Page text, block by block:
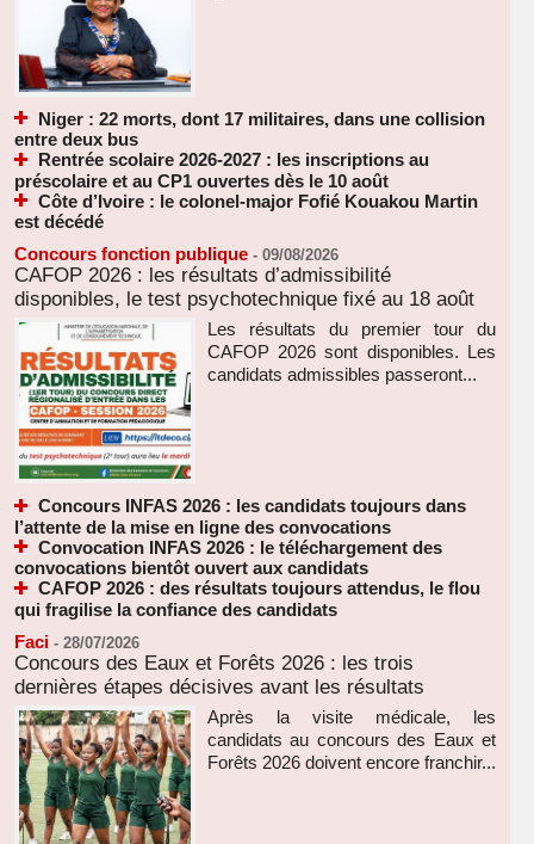
Niger : 22 morts, dont 17 militaires, dans une collision
entre deux bus
Rentrée scolaire 2026-2027 : les inscriptions au
préscolaire et au CP1 ouvertes dès le 10 août
Côte d’Ivoire : le colonel-major Fofié Kouakou Martin
est décédé
Concours fonction publique - 09/08/2026
CAFOP 2026 : les résultats d’admissibilité
disponibles, le test psychotechnique fixé au 18 août
Les résultats du premier tour du
CAFOP 2026 sont disponibles. Les
candidats admissibles passeront...
Concours INFAS 2026 : les candidats toujours dans
l’attente de la mise en ligne des convocations
Convocation INFAS 2026 : le téléchargement des
convocations bientôt ouvert aux candidats
CAFOP 2026 : des résultats toujours attendus, le flou
qui fragilise la confiance des candidats
Faci - 28/07/2026
Concours des Eaux et Forêts 2026 : les trois
dernières étapes décisives avant les résultats
Après la visite médicale, les
candidats au concours des Eaux et
Forêts 2026 doivent encore franchir...